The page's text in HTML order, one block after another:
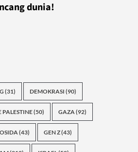
dunia!
(31) DEMOKRASI (90)
PALESTINE(50) GAZA(92)
(43) GEN Z(43)